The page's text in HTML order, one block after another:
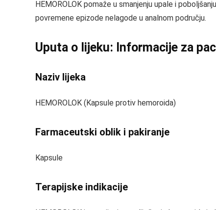
HEMOROLOK pomaže u smanjenju upale i
povremene epizode nelagode u analnom području.
Uputa o lijeku: Informacije za
Naziv lijeka
HEMOROLOK (Kapsule protiv hemoroida)
Farmaceutski oblik i pakiranje
Kapsule
Terapijske indikacije